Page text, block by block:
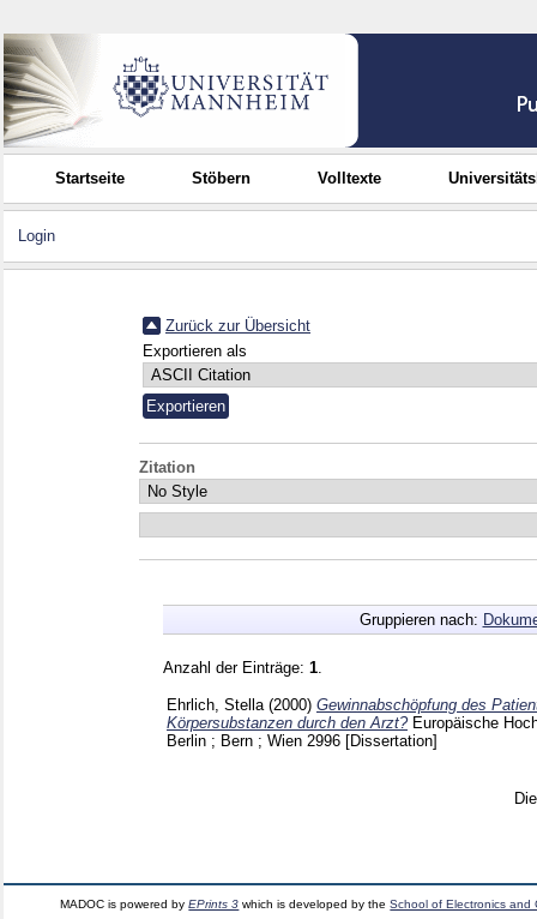
Startseite Stöbern Volltexte
Login
Zurück zur Übersicht
Exportieren als
Zitation
Gruppieren nach:
Anzahl der Einträge: 1
Ehrlich, Stella (2000) Gewinnabschöpfung des
Körpersubstanzen durch den Arzt? Europäische
Berlin ; Bern ; Wien 2996 [Dissertation]
MADOC is powered byEPrints 3 which is developed by theSchool of Electronics and